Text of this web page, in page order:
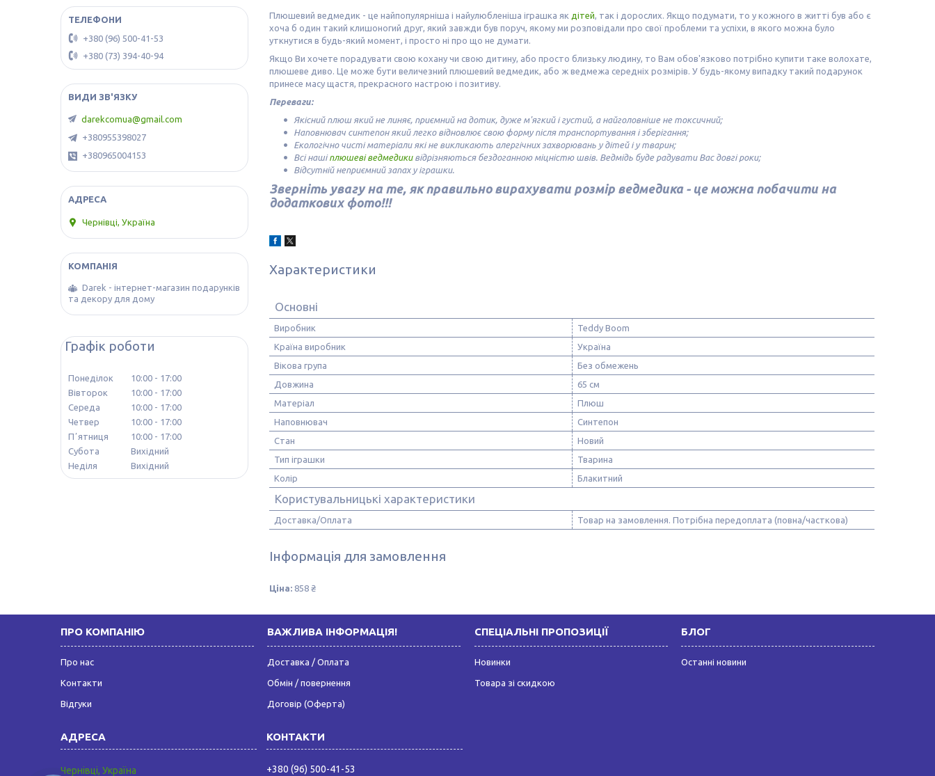
Плюшевий ведмедик - це найпопулярніша і найулюбленіша іграшка як дітей , так і дорослих. Якщо подумати, то у кожного в житті був або є
хоча б один такий клишоногий друг, який завжди був поруч, якому ми розповідали про свої проблеми та успіхи, в якого можна було
уткнутися в будь-який момент, і просто ні про що не думати.
Якщо Ви хочете порадувати свою кохану чи свою дитину, або просто близьку людину, то Вам обов'язково потрібно купити таке волохате,
плюшеве диво. Це може бути величезний плюшевий ведмедик, або ж ведмежа середніх розмірів. У будь-якому випадку такий подарунок
принесе масу щастя, прекрасного настрою і позитиву.
Переваги:
Якісний плюш який не линяє, приємний на дотик, дуже м'ягкий і густий, а найголовніше не токсичний;
Наповнювач синтепон який легко відновлює свою форму після транспортування і зберігання;
Екологічно чисті матеріали які не викликають алергічних захворювань у дітей і у тварин;
Всі нашіплюшеві ведмедикивідрізняються бездоганною міцністю швів. Ведмідь буде радувати Вас довгі роки;
Відсутній неприємний запах у іграшки.
Зверніть увагу на те, як правильно вирахувати розмір ведмедика - це можна побачити на
додаткових фото!!!
Характеристики
Основні
Виробник
Teddy Boom
Країна виробник
Україна
Вікова група
Без обмежень
Довжина
65 см
Матеріал
Плюш
Наповнювач
Синтепон
Стан
Новий
Тип іграшки
Тварина
Колір
Блакитний
Користувальницькі характеристики
Доставка/Оплата Товар на замовлення. Потрібна передоплата (повна/часткова)
Інформація для замовлення
Ціна: 858 ₴
+380 (96) 500-41-53
+380 (73) 394-40-94
darekcomua@gmail.com
+380955398027
+380965004153
Чернівці, Україна
Darek - інтернет-магазин подарунків
та декору для дому
Графік роботи
Понеділок 10:00
17:00
Вівторок
10:00
17:00
Середа
10:00
17:00
Четвер
10:00
17:00
Пʼятниця
10:00
17:00
Субота
Вихідний
Неділя
Вихідний
ПРО КОМПАНІЮ
Про нас
Контакти
Відгуки
ВАЖЛИВА ІНФОРМАЦІЯ!
Доставка / Оплата
Обмін / повернення
Договір (Оферта)
СПЕЦІАЛЬНІ ПРОПОЗИЦІЇ
Новинки
Товара зі скидкою
БЛОГ
Останні новини
Чернівці, Україна +380 (96) 500-41-53